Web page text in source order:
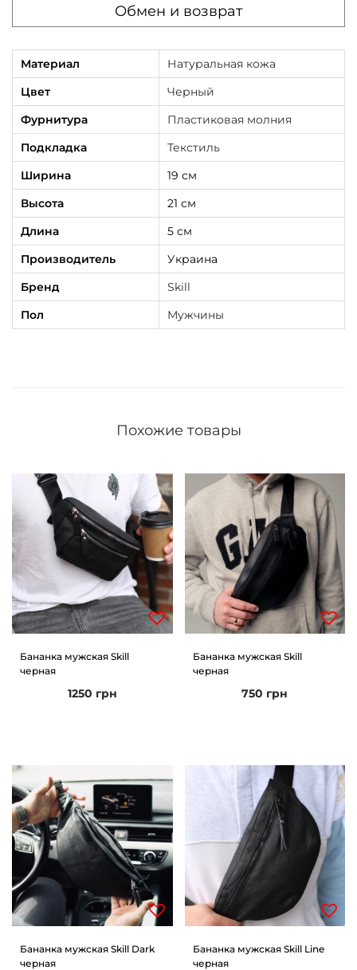
с
е
н
д
ж
е
р
м
у
ж
с
к
а
ч
е
р
я
Обмен и возврат
Материал
Натуральная кожа
Цвет
Черный
Фурнитура
Пластиковая молния
Подкладка
Текстиль
Ширина
19 см
Высота
21 см
Длина
5 см
Производитель
Украина
Бренд
Skill
Пол
Мужчины
Похожие товары
Бананка мужская Skill
черная
1250 грн
Бананка мужская Skill
черная
750 грн
Бананка мужская Skill Dark
черная
Бананка мужская Skill Line
черная